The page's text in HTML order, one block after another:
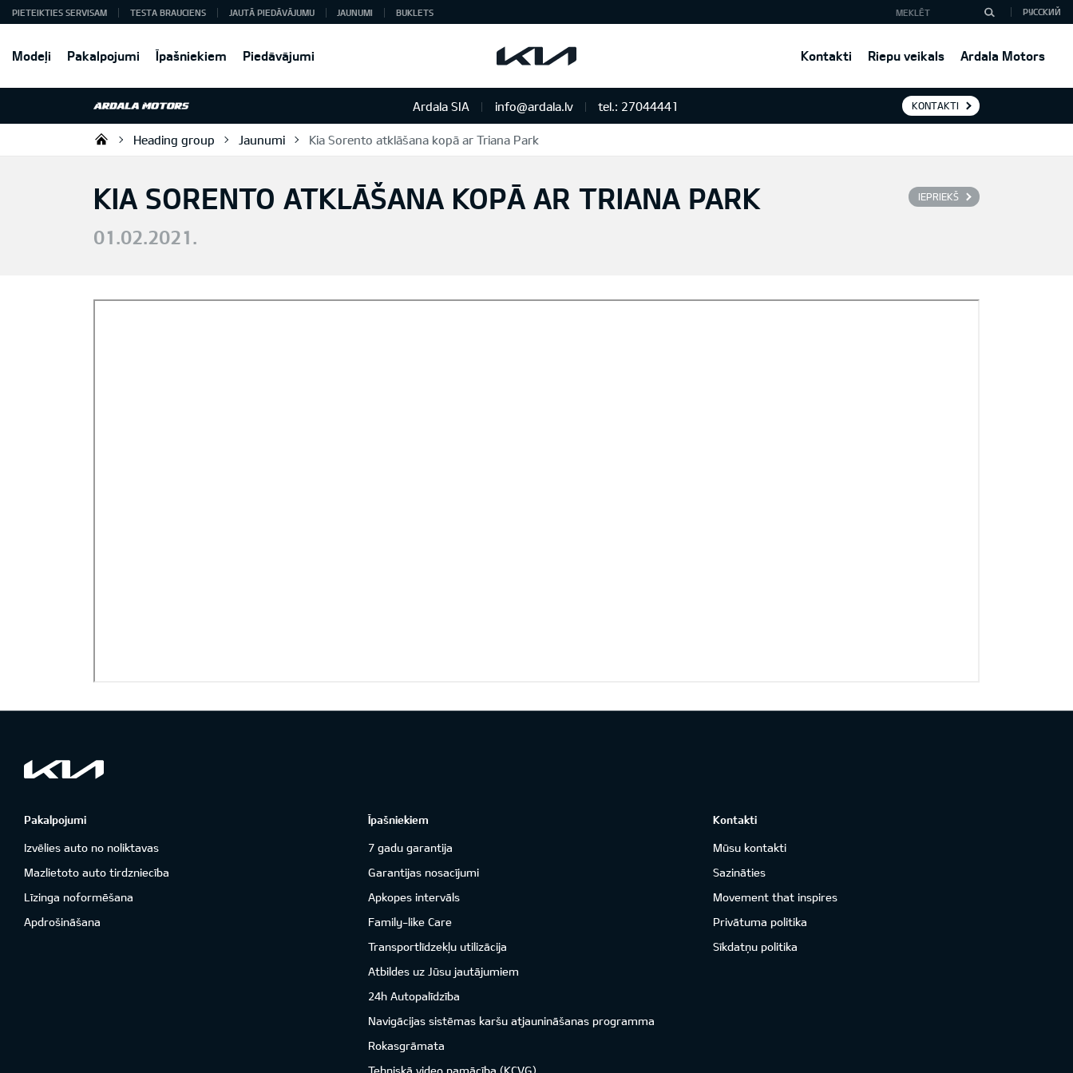
Modeļi Pakalpojumi Īpašniekiem Piedāvājumi Kontakti Riepu veikals Ardala Motors
PIETEIKTIES SERVISAM TESTA BRAUCIENS JAUTĀ PIEDĀVĀJUMU JAUNUMI BUKLETS РУССКИЙ
Ardala SIA info@ardala.lv tel.: 27044441 KONTAKTI
Ardala SIA
Heading group Jaunumi Kia Sorento atklāšana kopā ar Triana Park
IEPRIEKŠ
KIA SORENTO ATKLĀŠANA KOPĀ AR TRIANA PARK
01.02.2021.
Pakalpojumi
Izvēlies auto no noliktavas
Mazlietoto auto tirdzniecība
Līzinga noformēšana
Apdrošināšana
Īpašniekiem
7 gadu garantija
Garantijas nosacījumi
Apkopes intervāls
Family-like Care
Transportlīdzekļu utilizācija
Atbildes uz Jūsu jautājumiem
24h Autopalīdzība
Navigācijas sistēmas karšu atjaunināšanas programma
Rokasgrāmata
Tehniskā video pamācība (KCVG)
Kontakti
Mūsu kontakti
Sazināties
Movement that inspires
Privātuma politika
Sīkdatņu politika